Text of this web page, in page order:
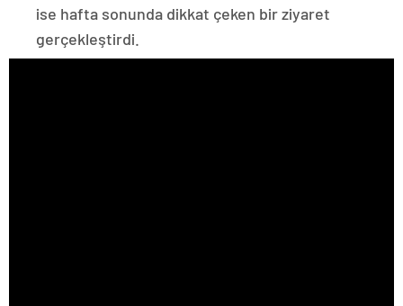
ise hafta sonunda dikkat çeken bir ziyaret
gerçekleştirdi.